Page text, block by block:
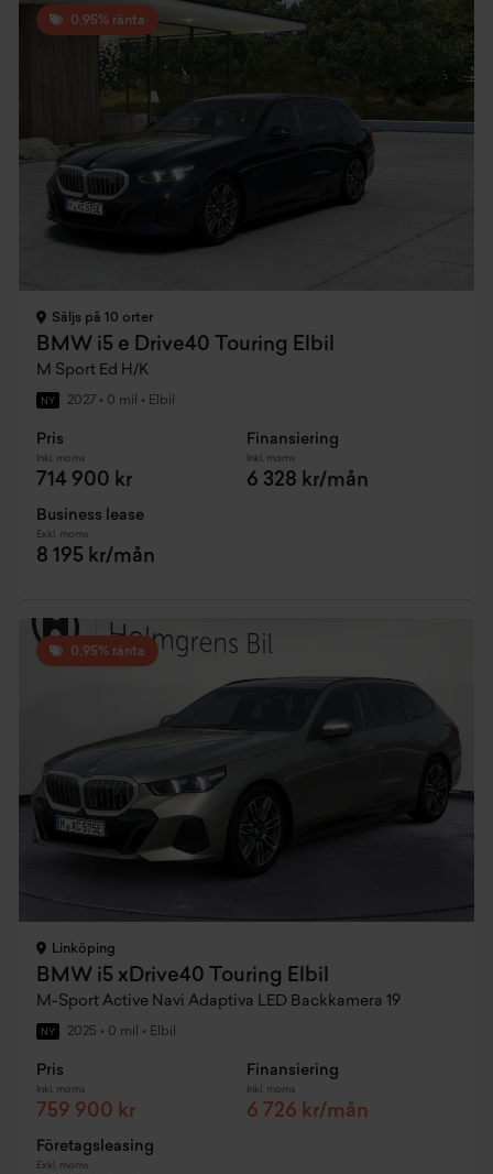
0,95% ränta
Säljs på 10 orter
BMW i5 e Drive40 Touring Elbil
M Sport Ed H/K
NY 2027 • 0 mil • Elbil
Pris
Inkl. moms
714 900 kr
Finansiering
Inkl. moms
6 328 kr/mån
Business lease
Exkl. moms
8 195 kr/mån
0,95% ränta
Linköping
BMW i5 xDrive40 Touring Elbil
M-Sport Active Navi Adaptiva LED Backkamera 19
NY 2025 • 0 mil • Elbil
Pris
Inkl. moms
759 900 kr
Finansiering
Inkl. moms
6 726 kr/mån
Företagsleasing
Exkl. moms